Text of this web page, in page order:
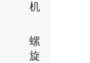
机
螺
旋